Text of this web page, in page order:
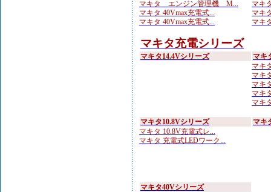
マキタ エンジン管理機 M...
マキタ 40Vmax充電式...
マキタ 40Vmax充電式...
マキ
マキ
マキ
マキタ充電シリーズ
マキタ14.4Vシリーズ
マキ
マキ
マキ
マキ
マキ
マキ
マキタ10.8Vシリーズ
マキタ 10.8V充電式レ...
マキタ 充電式LEDワーク...
マキ
マキタ40Vシリーズ